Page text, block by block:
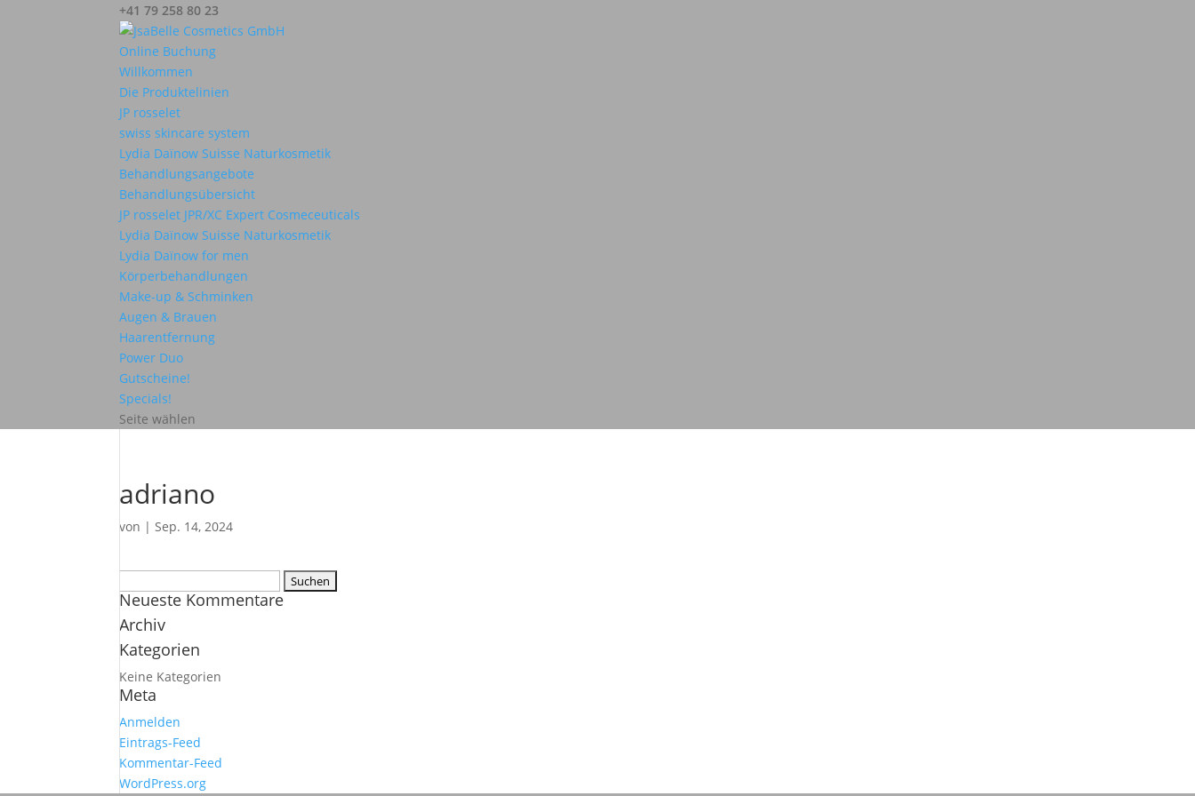
+41 79 258 80 23
Online Buchung
Willkommen
Die Produktelinien
JP rosselet
swiss skincare system
Lydia Daïnow Suisse Naturkosmetik
Behandlungsangebote
Behandlungsübersicht
JP rosselet JPR/XC Expert Cosmeceuticals
Lydia Daïnow Suisse Naturkosmetik
Lydia Daïnow for men
Körperbehandlungen
Make-up & Schminken
Augen & Brauen
Haarentfernung
Power Duo
Gutscheine!
Specials!
Seite wählen
adriano
von |Sep. 14, 2024
nach:
Neueste Kommentare
Archiv
Kategorien
Keine Kategorien
Meta
Anmelden
Eintrags-Feed
Kommentar-Feed
WordPress.org